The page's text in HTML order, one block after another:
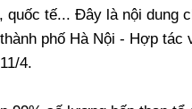
tế... Đây là nội dung
phố Hà Nội - Hợp tác
4.